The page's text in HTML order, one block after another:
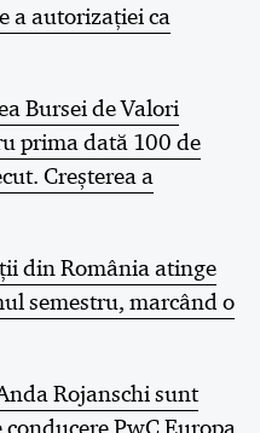
a autorizației ca
Bursei de Valori
prima dată 100 de
Creșterea a
din România atinge
semestru, marcând o
Rojanschi sunt
PwC Europa